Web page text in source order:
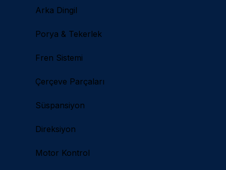
Arka Dingil
Porya & Tekerlek
Fren Sistemi
Çerçeve Parçaları
Süspansiyon
Direksiyon
Motor Kontrol